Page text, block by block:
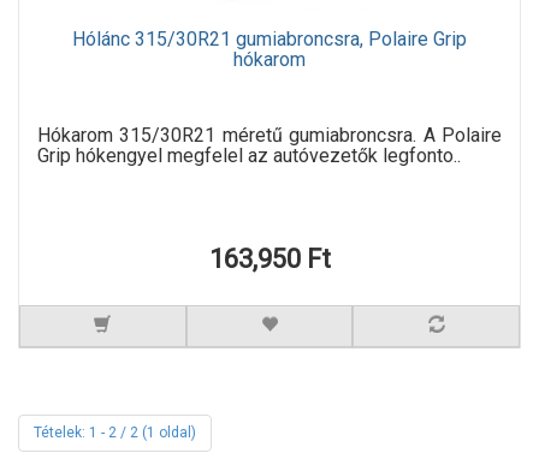
Hólánc 315/30R21 gumiabroncsra, Polaire Grip
hókarom
Hókarom 315/30R21 méretű gumiabroncsra. A Polaire
Grip hókengyel megfelel az autóvezetők legfonto..
163,950 Ft
Tételek: 1 - 2 / 2 (1 oldal)